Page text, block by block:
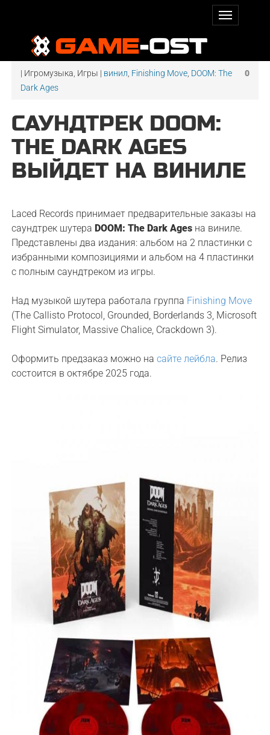
0
| Игромузыка, Игры | винил Finishing Move DOOM: The
Dark Ages
САУНДТРЕК DOOM:
THE DARK AGES
ВЫЙДЕТ НА ВИНИЛЕ
Laced Records принимает предварительные заказы на
саундтрек шутераDOOM: The Dark Ages на виниле.
Представлены два издания: альбом на 2 пластинки с
избранными композициями и альбом на 4 пластинки
с полным саундтреком из игры.
Над музыкой шутера работала группа Finishing Move
(The Callisto Protocol, Grounded, Borderlands 3, Microsoft
Flight Simulator, Massive Chalice, Crackdown 3).
Оформить предзаказ можно насайте лейбла. Релиз
состоится в октябре 2025 года.